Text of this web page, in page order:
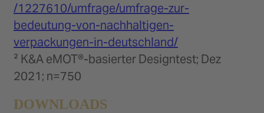
/1227610/umfrage/umfrage-zur-
bedeutung-von-nachhaltigen-
verpackungen-in-deutschland/
² K&A eMOT®-basierter Designtest; Dez
2021; n=750
DOWNLOADS